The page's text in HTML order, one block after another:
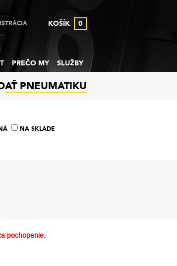
KOŠÍK 0
PREČO MY SLUŽBY
PNEUMATIKU
NA SKLADE
pochopenie.